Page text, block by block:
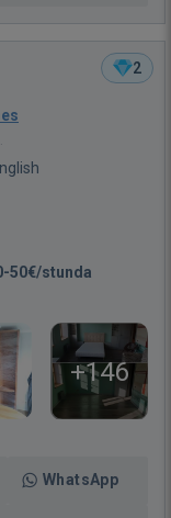
2
50€/stunda
+146
WhatsApp